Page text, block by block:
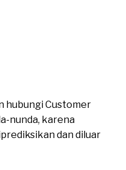
hubungi Customer
nunda, karena
dan diluar